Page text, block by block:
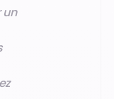
un